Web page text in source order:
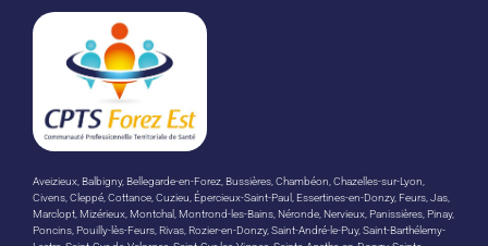
Aveizieux, Balbigny, Bellegarde-en-Forez, Bussières, Chambéon, Chazelles-sur-Lyon,
Civens, Cleppé, Cottance, Cuzieu, Épercieux-Saint-Paul, Essertines-en-Donzy, Feurs, Jas,
Marclopt, Mizérieux, Montchal, Montrond-les-Bains, Néronde, Nervieux, Panissières, Pinay,
Poncins, Pouilly-lès-Feurs, Rivas, Rozier-en-Donzy, Saint-André-le-Puy, Saint-Barthélemy-